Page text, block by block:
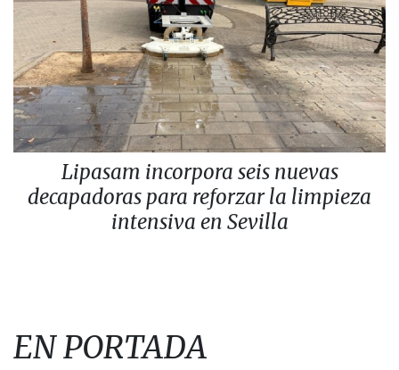
Lipasam incorpora seis nuevas
decapadoras para reforzar la limpieza
intensiva en Sevilla
EN PORTADA